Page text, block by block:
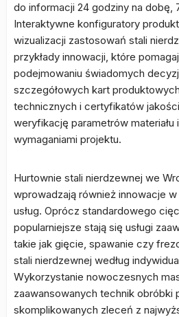
do informacji 24 godziny na dobę,
Interaktywne konfiguratory
wizualizacji zastosowań stali
przykłady innowacji, które
podejmowaniu świadomych
szczegółowych kart
technicznych i certyfikatów jakości
weryfikację parametrów
wymaganiami projektu.
Hurtownie stali nierdzewnej we
wprowadzają również innowacje
usług. Oprócz standardowego
popularniejsze stają się usługi
takie jak gięcie, spawanie czy
stali nierdzewnej według
Wykorzystanie nowoczesnych
zaawansowanych technik obróbki
skomplikowanych zleceń z